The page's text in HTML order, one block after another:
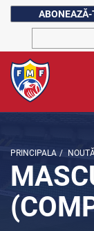
ABONEAZĂ-
PRINCIPALA /